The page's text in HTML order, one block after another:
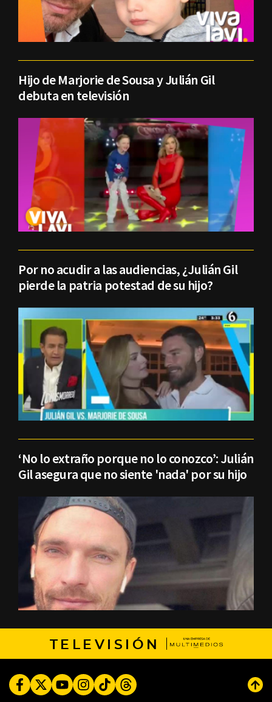
Hijo de Marjorie de Sousa y Julián Gil
debuta en televisión
Por no acudir a las audiencias, ¿Julián Gil
pierde la patria potestad de su hijo?
‘No lo extraño porque no lo conozco’: Julián
Gil asegura que no siente 'nada' por su hijo
TELEVISIÓN
FacebookTwitterYoutubeInstagram
TikTokThreads